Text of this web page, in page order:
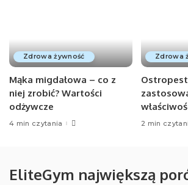
Zdrowa żywność
Mąka migdałowa – co z
niej zrobić? Wartości
odżywcze
4 min czytania
Zdrowa
2 min
EliteGym największą